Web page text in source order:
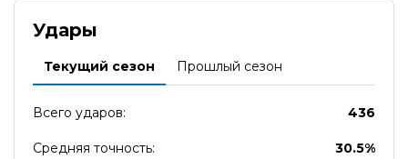
Удары
Текущий сезон Прошлый сезон
Всего ударов: 436
Средняя точность: 30.5%